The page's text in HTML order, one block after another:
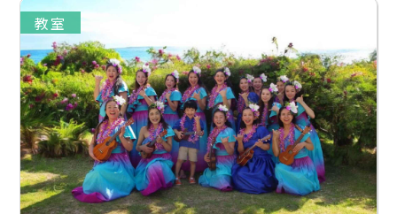
教室